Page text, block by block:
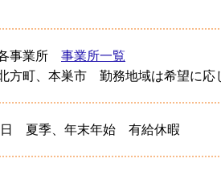
事業所 事業所一覧
方町、本巣市 勤務地域は希望に応
日 夏季、年末年始 有給休暇